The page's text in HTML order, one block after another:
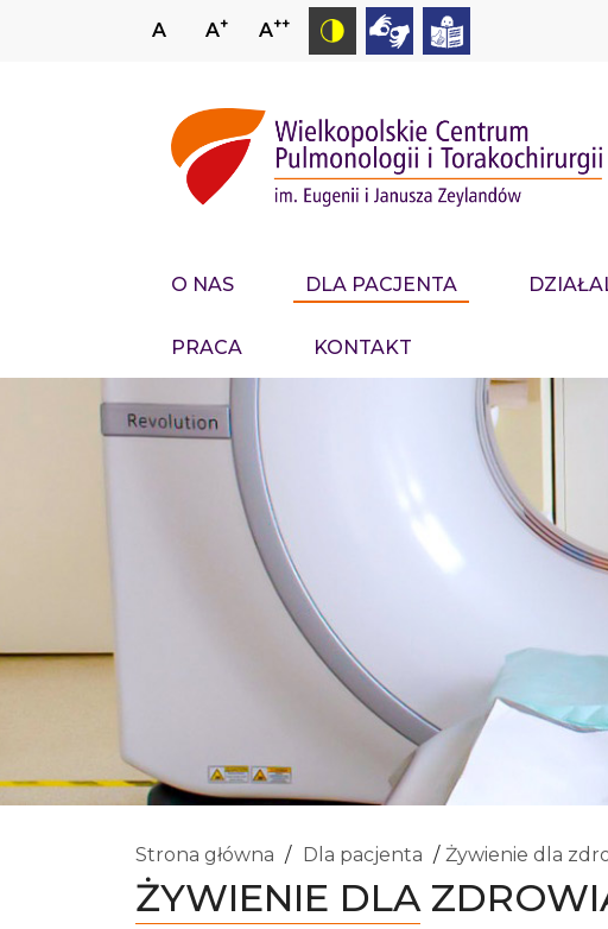
A A+ A++
O NAS DLA PACJENTA
PRACA KONTAKT
Strona główna Dla pacjenta Żywienie dla
ŻYWIENIE DLA